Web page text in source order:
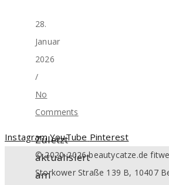
28.
Januar
2026
/
No
Comments
Zuletzt
aktualisiert
am
Instagram YouTube Pinterest
© 2020-2026 beautycatze.de
Storkower Straße 139 B, 10407